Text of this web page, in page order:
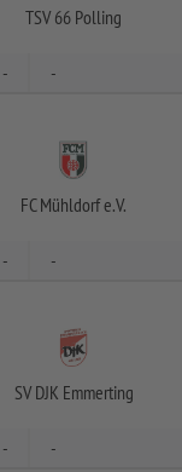
TSV 66 Polling
- -
FC Mühldorf e.V.
- -
SV DJK Emmerting
- -